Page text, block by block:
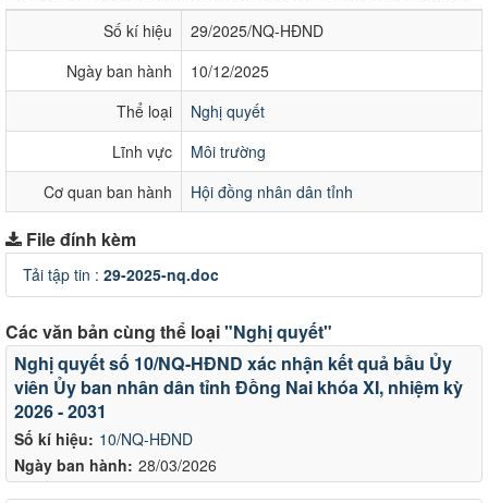
Số kí hiệu
29/2025/NQ-HĐND
Ngày ban hành
10/12/2025
Thể loại
Nghị quyết
Lĩnh vực
Môi trường
Cơ quan ban hành
Hội đồng nhân dân tỉnh
File đính kèm
Tải tập tin : 29-2025-nq.doc
Các văn bản cùng thể loại"Nghị quyết"
Số kí hiệu: 10/NQ-HĐND
Ngày ban hành: 28/03/2026
Nghị quyết số 10/NQ-HĐND xác nhận kết quả bầu Ủy
viên Ủy ban nhân dân tỉnh Đồng Nai khóa XI, nhiệm kỳ
2026 - 2031